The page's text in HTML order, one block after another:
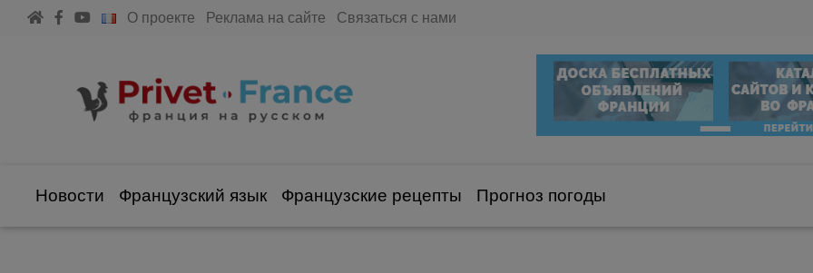
О проекте Реклама на сайте Связаться с нами
Новости Французский язык Французские рецепты Прогноз погоды